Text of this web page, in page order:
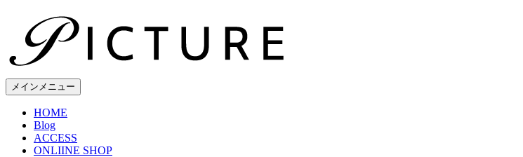
ン
へメインメニュー
HOME
Blog
ACCESS
ONLIINE SHOP